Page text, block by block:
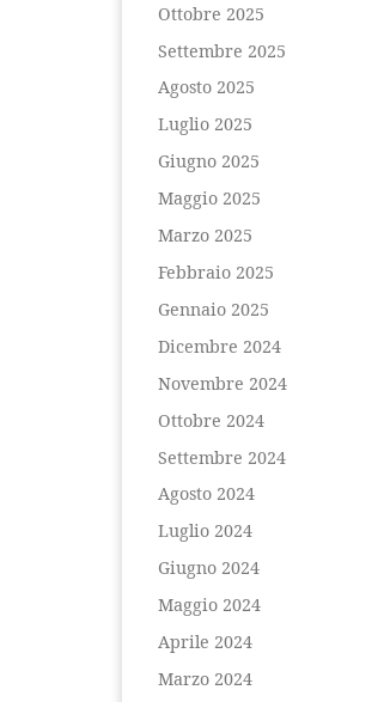
Ottobre 2025
Settembre 2025
Agosto 2025
Luglio 2025
Giugno 2025
Maggio 2025
Marzo 2025
Febbraio 2025
Gennaio 2025
Dicembre 2024
Novembre 2024
Ottobre 2024
Settembre 2024
Agosto 2024
Luglio 2024
Giugno 2024
Maggio 2024
Aprile 2024
Marzo 2024